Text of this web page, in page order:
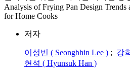
Analysis of Frying Pan Design Trends
for Home Cooks
저자
이성빈 ( Seongbhin Lee ) ; 강
현석 ( Hyunsuk Han )